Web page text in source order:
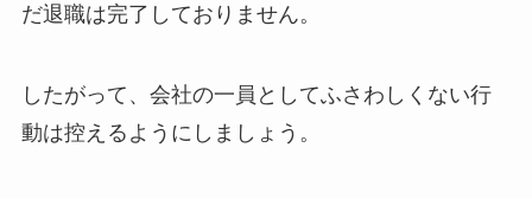
だ退職は完了しておりません。
したがって、会社の一員としてふさわしくない行
動は控えるようにしましょう。